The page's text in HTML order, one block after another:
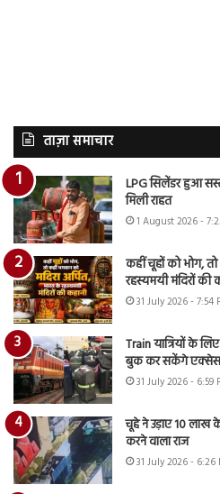
ताज़ा समाचार
LPG सिलेंडर हुआ
मिली राहत
1 August 2026 -
कहीं चूहों को भोग,
रहस्यमयी मंदिरों की
31 July 2026 - 7:54
Train यात्रियों के
बुक कर सकेंगे
31 July 2026 - 6:59
चूहे ने उड़ाए 10 लाख
करने वाला राज
31 July 2026 - 6:26